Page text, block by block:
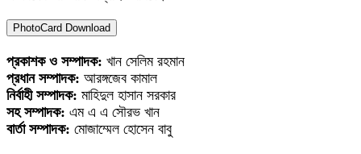
PhotoCard Download
প্রকাশক ও সম্পাদক: খান সেলিম রহমান
প্রধান সম্পাদক: আরঙ্গজেব কামাল
নির্বাহী সম্পাদক: মাহিদুল হাসান সরকার
সহ সম্পাদক: এম এ এ সৌরভ খান
বার্তা সম্পাদক: মোজাম্মেল হোসেন বাবু